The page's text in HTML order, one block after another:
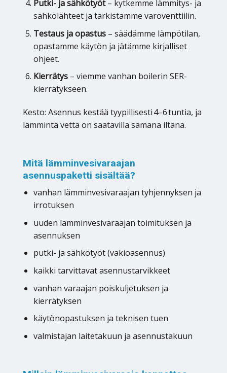
Putki- ja sähkötyöt– kytkemme lämmitys- ja
sähkölähteet ja tarkistamme varoventtiilin.
Testaus ja opastus– säädämme lämpötilan,
opastamme käytön ja jätämme kirjalliset
ohjeet.
Kierrätys– viemme vanhan boilerin SER-
kierrätykseen.
Kesto: Asennus kestää tyypillisesti 4–6 tuntia, ja
lämmintä vettä on saatavilla samana iltana.
Mitä lämminvesivaraajan
asennuspaketti sisältää?
vanhan lämminvesivaraajan tyhjennyksen ja
irrotuksen
uuden lämminvesivaraajan toimituksen ja
asennuksen
putki- ja sähkötyöt (vakioasennus)
kaikki tarvittavat asennustarvikkeet
vanhan varaajan poiskuljetuksen ja
kierrätyksen
käytönopastuksen ja teknisen tuen
valmistajan laitetakuun ja asennustakuun